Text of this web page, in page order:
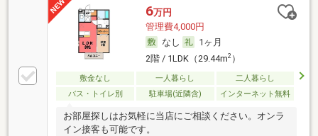
6万円
管理費4,000円
なし
1ヶ月
2階 / 1LDK（29.44m2）
敷金なし 一人暮らし
二人暮らし
バス・トイレ別
駐車場(近隣含) インターネット無料
お部屋探しはお気軽に当店にご相談ください。オンラ
イン接客も可能です。